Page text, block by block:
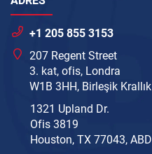
+1 205 855 3153
207 Regent Street
3. kat, ofis, Londra
W1B 3HH, Birleşik Krallık
1321 Upland Dr.
Ofis 3819
Houston, TX 77043, ABD